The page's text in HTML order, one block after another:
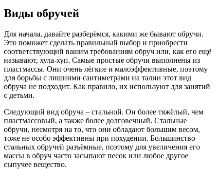
Виды обручей
Для начала, давайте разберёмся, какими же бывают обручи.
Это поможет сделать правильный выбор и приобрести
соответствующий вашим требованиям обруч или, как его ещё
называют, хула-хуп. Самые простые обручи выполнены из
пластмассы. Они очень лёгкие и малоэффективные, поэтому
для борьбы с лишними сантиметрами на талии этот вид
обруча не подходит. Как правило, их используют для занятий
с детьми.
Следующий вид обруча – стальной. Он более тяжёлый, чем
пластмассовый, а также более долговечный. Стальные
обручи, несмотря на то, что они обладают большим весом,
тоже не особо эффективны при похудении. Большинство
стальных обручей разъёмные, поэтому для увеличения его
массы в обруч часто засыпают песок или любое другое
сыпучее вещество.